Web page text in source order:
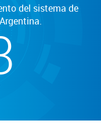
del sistema de